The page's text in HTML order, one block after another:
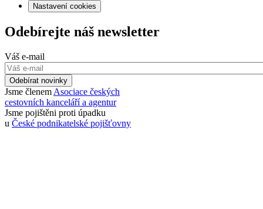
Nastavení cookies
Odebírejte náš newsletter
Váš e-mail
Odebírat novinky
Jsme členem Asociace českých
cestovních kanceláří a agentur
Jsme pojištěni proti úpadku
u České podnikatelské pojišťovny